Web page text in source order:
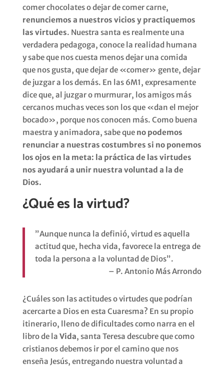
comer chocolates o dejar de comer carne,
renunciemos a nuestros vicios y practiquemos
las virtudes. Nuestra santa es realmente una
verdadera pedagoga, conoce la realidad humana
y sabe que nos cuesta menos dejar una comida
que nos gusta, que dejar de «comer» gente, dejar
de juzgar a los demás. En las 6M1, expresamente
dice que, al juzgar o murmurar, los amigos más
cercanos muchas veces son los que «dan el mejor
bocado», porque nos conocen más. Como buena
maestra y animadora, sabe que no podemos
renunciar a nuestras costumbres si no ponemos
los ojos en la meta: la práctica de las virtudes
nos ayudará a unir nuestra voluntad a la de
Dios.
¿Qué es la virtud?
”Aunque nunca la definió, virtud es aquella
actitud que, hecha vida, favorece la entrega de
toda la persona a la voluntad de Dios”.
– P. Antonio Más Arrondo
¿Cuáles son las actitudes o virtudes que podrían
acercarte a Dios en esta Cuaresma? En su propio
itinerario, lleno de dificultades como narra en el
libro de la Vida, santa Teresa descubre que como
cristianos debemos ir por el camino que nos
enseña Jesús, entregando nuestra voluntad a